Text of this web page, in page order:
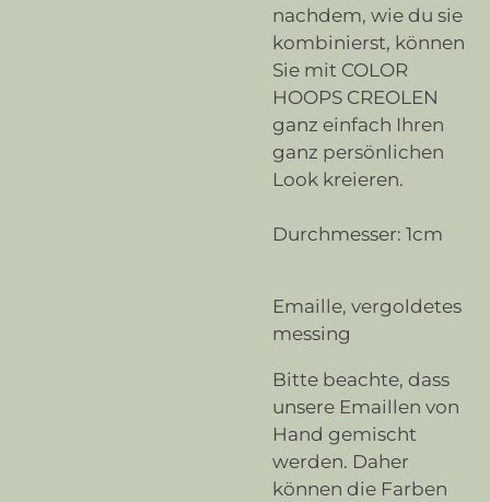
nachdem, wie du sie
kombinierst, können
Sie mit COLOR
HOOPS CREOLEN
ganz einfach Ihren
ganz persönlichen
Look kreieren.
Durchmesser: 1cm
Emaille, vergoldetes
messing
Bitte beachte, dass
unsere Emaillen von
Hand gemischt
werden. Daher
können die Farben